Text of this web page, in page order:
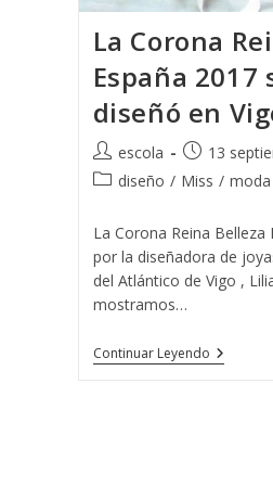
La Corona
España 2017
diseñó en
Autor
de
escola
Publicación
de
13
Categoría
la
entrada:
diseño / Miss / moda
La Corona Reina Belleza
por la diseñadora de
del Atlántico de Vigo ,
mostramos…
Continuar LeyendoLa
Corona